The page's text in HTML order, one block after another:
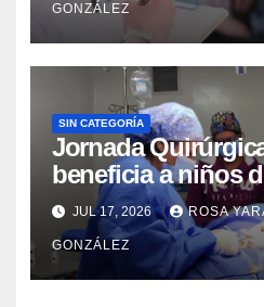
GONZÁLEZ
SIN CATEGORÍA
Jornada
beneficia a niños
Curos
JUL 17, 2026 ROSA
GONZÁLEZ